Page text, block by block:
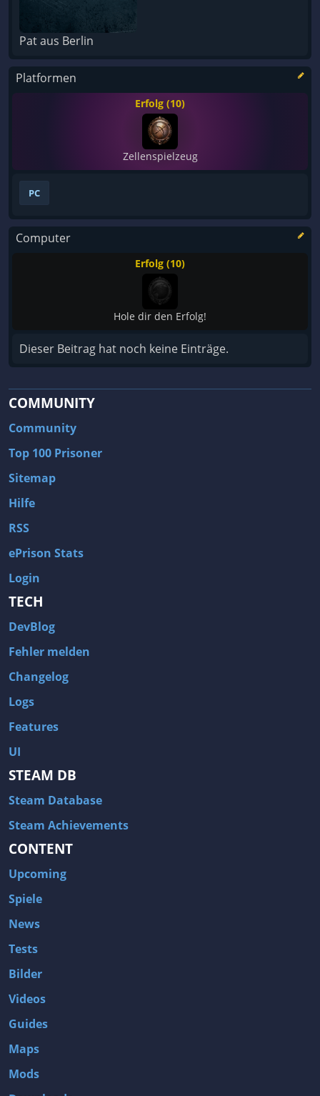
Pat aus Berlin
Platformen
Erfolg (10)
Zellenspielzeug
PC
Computer
Erfolg (10)
Hole dir den Erfolg!
Dieser Beitrag hat noch keine Einträge.
COMMUNITY
Community
Top 100 Prisoner
Sitemap
Hilfe
RSS
ePrison Stats
Login
TECH
DevBlog
Fehler melden
Changelog
Logs
Features
UI
STEAM DB
Steam Database
Steam Achievements
CONTENT
Upcoming
Spiele
News
Tests
Bilder
Videos
Guides
Maps
Mods